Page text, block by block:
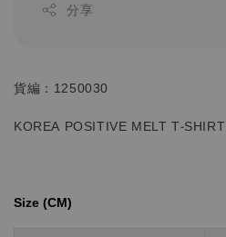
分享
貨編：1250030
KOREA POSITIVE MELT T-SHIRT
Size (CM)⁡⁡